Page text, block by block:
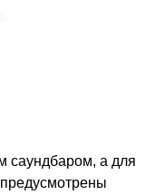
саундбаром, а для